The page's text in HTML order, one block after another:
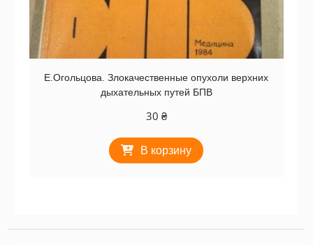
Е.Огольцова. Злокачественные опухоли верхних
дыхательных путей БПВ
30 ₴
В корзину